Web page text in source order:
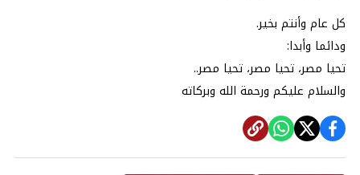
كل عام وأنتم بخير.
ودائما وأبدا:
تحيا مصر، تحيا مصر، تحيا مصر..
والسلام عليكم ورحمة الله وبركاته